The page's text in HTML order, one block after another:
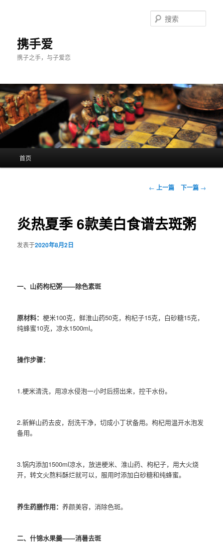
携手爱
携子之手，与子爱恋
索
首页
文
航
← 上一篇 下一篇 →
炎热夏季 6款美白食谱去斑粥
发表于2020年8月2日
一、山药枸杞粥——除色素斑
原材料：梗米100克，鲜淮山药50克，枸杞子15克，白砂糖15克，
纯蜂蜜10克，凉水1500ml。
操作步骤：
1.梗米清洗，用凉水侵泡一小时后捞出来，控干水份。
2.新鮮山药去皮，刮洗干净，切成小丁状备用。枸杞用温开水泡发
备用。
3.锅内添加1500ml凉水，放进梗米、淮山药、枸杞子，用大火烧
开，转文火熬料酥烂就可以，服用时添加白砂糖和纯蜂蜜。
养生药膳作用：养颜美容，消除色斑。
二、什锦水果羹——消暑去斑